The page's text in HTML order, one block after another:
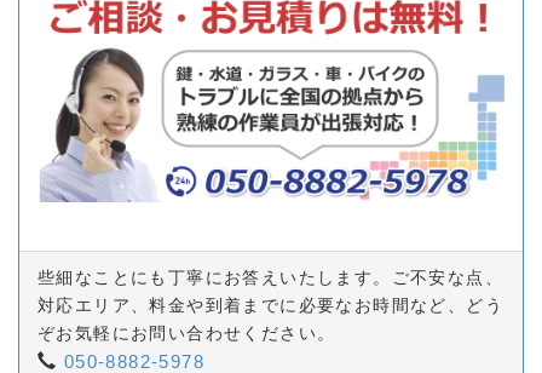
些細なことにも丁寧にお答えいたします。ご不安な点、
対応エリア、料金や到着までに必要なお時間など、どう
ぞお気軽にお問い合わせください。
050-8882-5978